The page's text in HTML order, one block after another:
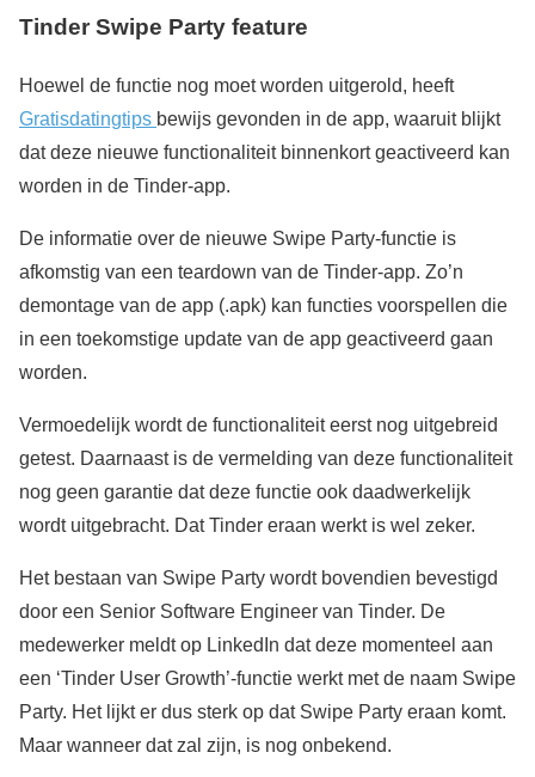
Tinder Swipe Party feature
Hoewel de functie nog moet worden uitgerold, heeft
Gratisdatingtips bewijs gevonden in de app, waaruit blijkt
dat deze nieuwe functionaliteit binnenkort geactiveerd kan
worden in de Tinder-app.
De informatie over de nieuwe Swipe Party-functie is
afkomstig van een teardown van de Tinder-app. Zo’n
demontage van de app (.apk) kan functies voorspellen die
in een toekomstige update van de app geactiveerd gaan
worden.
Vermoedelijk wordt de functionaliteit eerst nog uitgebreid
getest. Daarnaast is de vermelding van deze functionaliteit
nog geen garantie dat deze functie ook daadwerkelijk
wordt uitgebracht. Dat Tinder eraan werkt is wel zeker.
Het bestaan van Swipe Party wordt bovendien bevestigd
door een Senior Software Engineer van Tinder. De
medewerker meldt op LinkedIn dat deze momenteel aan
een ‘Tinder User Growth’-functie werkt met de naam Swipe
Party. Het lijkt er dus sterk op dat Swipe Party eraan komt.
Maar wanneer dat zal zijn, is nog onbekend.